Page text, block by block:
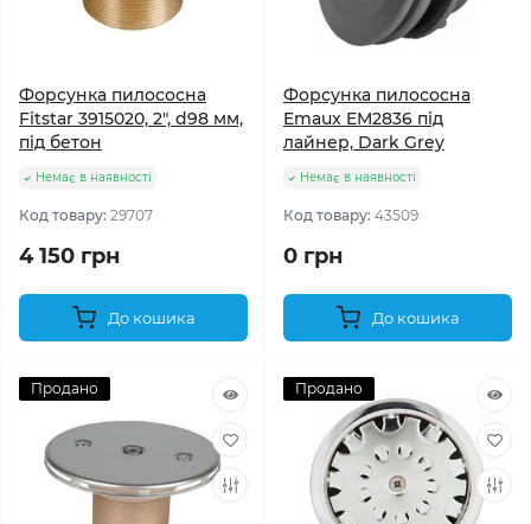
Форсунка пилососна
Fitstar 3915020, 2", d98 мм,
під бетон
Немає в наявності
Код товару: 29707
4 150 грн
До кошика
Форсунка пилососна
Emaux EM2836 під
лайнер, Dark Grey
Немає в наявності
Код товару: 43509
0 грн
До кошика
Продано Продано